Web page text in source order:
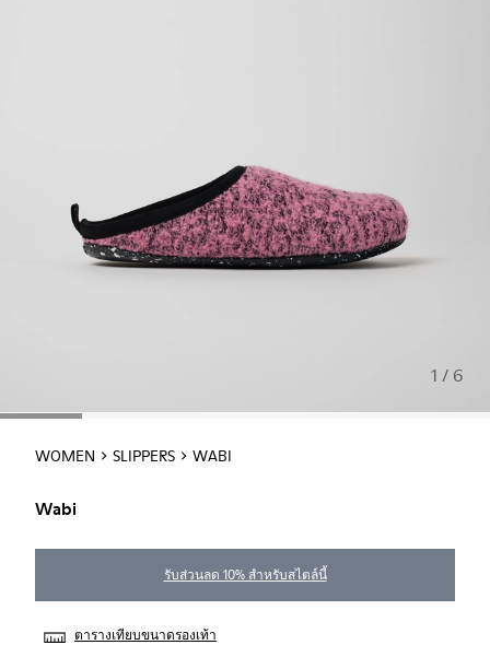
1 / 6
WOMEN SLIPPERS WABI
Wabi
รับส่วนลด 10% สำหรับสไตล์นี้
ตารางเทียบขนาดรองเท้า